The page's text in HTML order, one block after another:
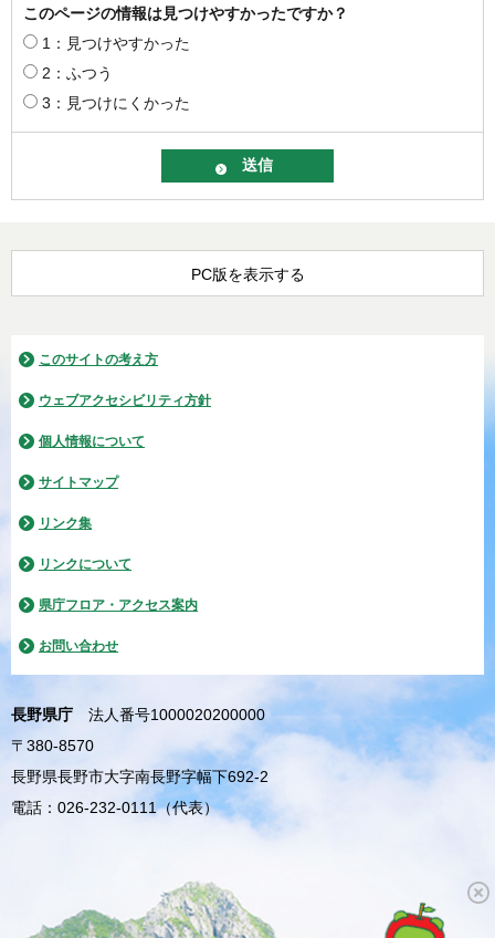
このページの情報は見つけやすかったですか？
1：見つけやすかった
2：ふつう
3：見つけにくかった
PC版を表示する
このサイトの考え方
ウェブアクセシビリティ方針
個人情報について
サイトマップ
リンク集
リンクについて
県庁フロア・アクセス案内
お問い合わせ
長野県庁
法人番号1000020200000
〒380-8570
長野県長野市大字南長野字幅下692-2
電話：026-232-0111（代表）